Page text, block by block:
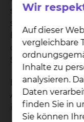
schütze ich mich
statt. Beim
Braunschweig
der Stadthalle in
Spezialisten des
Die
Angehörige und
interessieren.
Wir
Auf dieser
vergleichbare
Inhalte zu
analysieren.
Daten
finden Sie in
Sie können